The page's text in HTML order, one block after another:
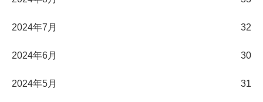
2024年7月 32
2024年6月 30
2024年5月 31